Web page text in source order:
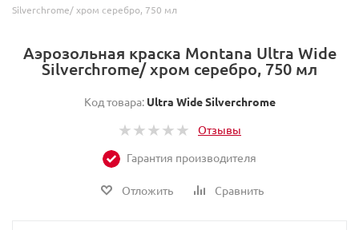
Silverchrome/ хром серебро, 750 мл
Аэрозольная краска Montana Ultra Wide
Silverchrome/ хром серебро, 750 мл
Код товара: Ultra Wide Silverchrome
Отзывы
Гарантия производителя
Отложить Сравнить